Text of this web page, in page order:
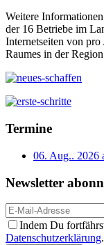
Weitere
der 16 Betriebe im
Internetseiten von
Raumes in der
Termine
06. Aug.. 2026
Newsletter
Indem Du
Datenschutzerklärung.